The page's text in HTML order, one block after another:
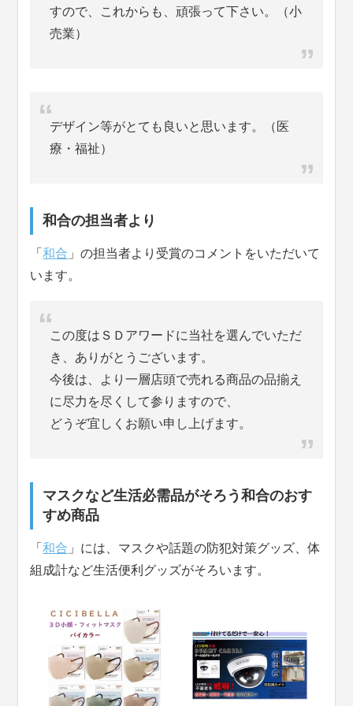
すので、これからも、頑張って下さい。（小
売業）
デザイン等がとても良いと思います。（医
療・福祉）
和合の担当者より
「和合 」の担当者より受賞のコメントをいただいて
います。
この度はＳＤアワードに当社を選んでいただ
き、ありがとうございます。
今後は、より一層店頭で売れる商品の品揃え
に尽力を尽くして参りますので、
どうぞ宜しくお願い申し上げます。
マスクなど生活必需品がそろう和合のおす
すめ商品
「和合 」には、マスクや話題の防犯対策グッズ、体
組成計など生活便利グッズがそろいます。